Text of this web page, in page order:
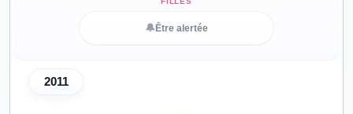
🔔 Être alertée
2011